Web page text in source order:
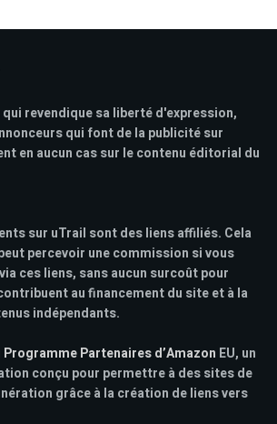
revendique sa liberté d'expression,
qui font de la publicité sur
en aucun cas sur le contenu éditorial du
sur uTrail sont des liens affiliés. Cela
percevoir une commission si vous
ces liens, sans aucun surcoût pour
au financement du site et à la
indépendants.
Programme Partenaires d’Amazon EU, un
conçu pour permettre à des sites de
grâce à la création de liens vers